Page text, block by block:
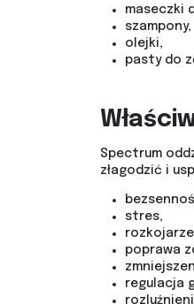
maseczki
szampony,
olejki,
pasty do
Spectrum
złagodzić i
stres,
poprawa
regulacja